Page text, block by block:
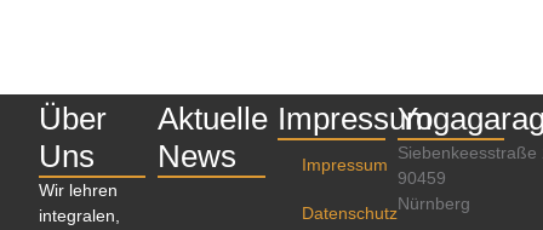
Über
Uns
Wir lehren
integralen,
Aktuelle
News
Impressum
Impressum
Datenschutz
Siebenkeesstraße
90459
Nürnberg